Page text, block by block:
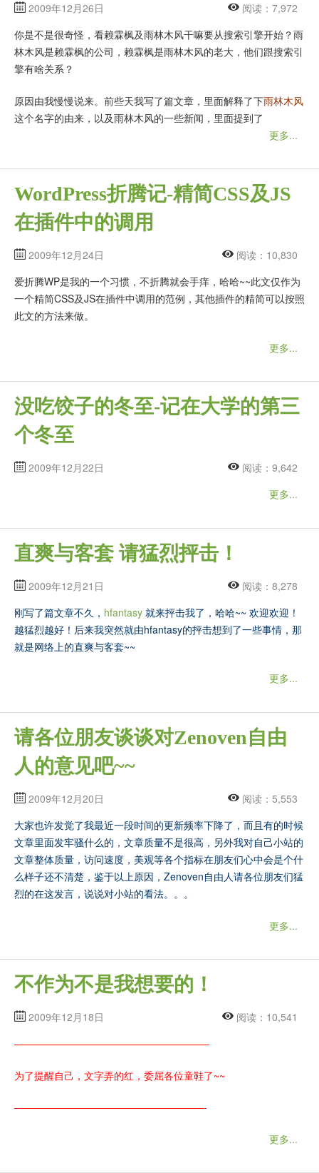
2009年12月26日
阅读：7,972
你是不是很奇怪，看赖霖枫及雨林木风干嘛要从搜索引擎开始？雨
林木风是赖霖枫的公司，赖霖枫是雨林木风的老大，他们跟搜索引
擎有啥关系？
原因由我慢慢说来。前些天我写了篇文章，里面解释了下雨林木风
这个名字的由来，以及雨林木风的一些新闻，里面提到了
更多...
WordPress折腾记-精简CSS及JS
在插件中的调用
2009年12月24日
阅读：10,830
爱折腾WP是我的一个习惯，不折腾就会手痒，哈哈~~此文仅作为
一个精简CSS及JS在插件中调用的范例，其他插件的精简可以按照
此文的方法来做。
更多...
没吃饺子的冬至-记在大学的第三
个冬至
2009年12月22日
阅读：9,642
更多...
直爽与客套 请猛烈抨击！
2009年12月21日
阅读：8,278
刚写了篇文章不久， hfantasy 就来抨击我了，哈哈~~ 欢迎欢迎！
越猛烈越好！后来我突然就由hfantasy的抨击想到了一些事情，那
就是网络上的直爽与客套~~
更多...
请各位朋友谈谈对Zenoven自由
人的意见吧~~
2009年12月20日
阅读：5,553
大家也许发觉了我最近一段时间的更新频率下降了，而且有的时候
文章里面发牢骚什么的，文章质量不是很高，另外我对自己小站的
文章整体质量，访问速度，美观等各个指标在朋友们心中会是个什
么样子还不清楚，鉴于以上原因，Zenoven自由人请各位朋友们猛
烈的在这发言，说说对小站的看法。。。
更多...
不作为不是我想要的！
2009年12月18日
阅读：10,541
———————————————————–
为了提醒自己，文字弄的红，委屈各位童鞋了~~
———————————————————-
更多...